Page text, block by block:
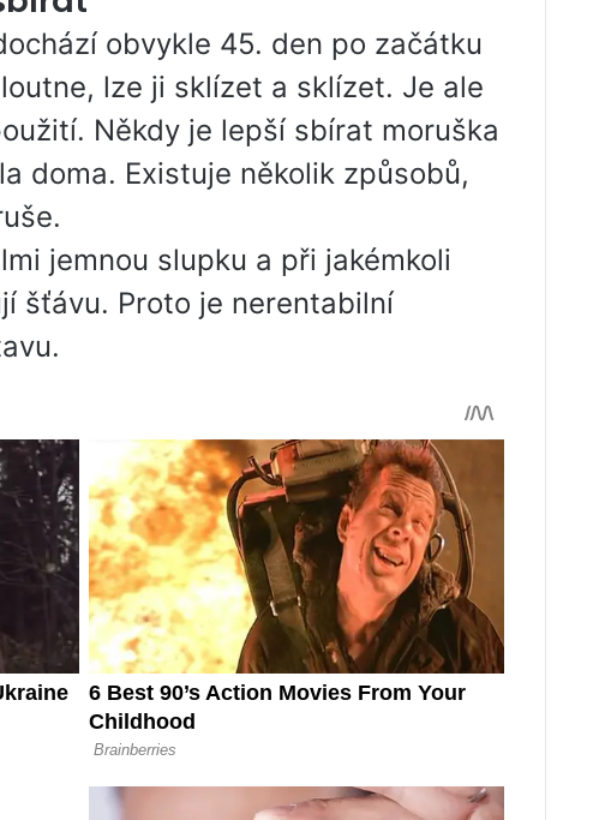
obvykle 45. den po začátku
lze ji sklízet a sklízet. Je ale
Někdy je lepší sbírat moruška
doma. Existuje několik způsobů,
jemnou slupku a při jakémkoli
šťávu. Proto je nerentabilní